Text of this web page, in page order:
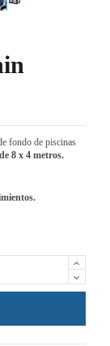
fondo de piscinas
8 x 4 metros.